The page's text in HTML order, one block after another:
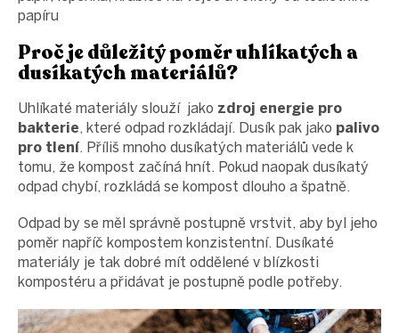
papíru
Proč je důležitý poměr uhlíkatých a
dusíkatých materiálů?
Uhlíkaté materiály slouží jako zdroj energie pro
bakterie, které odpad rozkládají. Dusík pak jako palivo
pro tlení. Příliš mnoho dusíkatých materiálů vede k
tomu, že kompost začíná hnít. Pokud naopak dusíkatý
odpad chybí, rozkládá se kompost dlouho a špatně.
Odpad by se měl správně postupně vrstvit, aby byl jeho
poměr napříč kompostem konzistentní. Dusíkaté
materiály je tak dobré mít oddělené v blízkosti
kompostéru a přidávat je postupně podle potřeby.